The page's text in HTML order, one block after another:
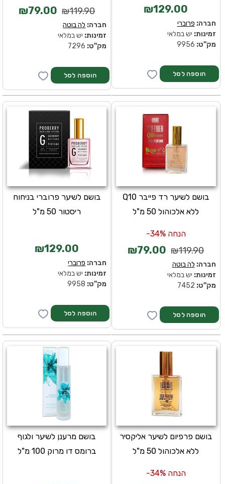
₪119.90
₪79.00
חברה: לה בוטה
זמינות: יש במלאי
מק''ט:
₪129.00
חברה: פרוברי
זמינות: יש במלאי
מק''ט:
בושם לשיער פרוברי בניחוח
ריסטור 50 מ"ל
₪129.00
חברה: פרוברי
זמינות: יש במלאי
מק''ט:
בושם לשיער רד פייבר Q10
ללא אלכוהול 50 מ"ל
הנחה 34%-
₪119.90
₪79.00
חברה: לה בוטה
זמינות: יש במלאי
מק''ט:
בושם מרענן לשיער ולגוף
ברומס דו מרוק 100 מ"ל
בושם פרפיום לשיער אליקסיר
ללא אלכוהול 50 מ"ל
הנחה 34%-